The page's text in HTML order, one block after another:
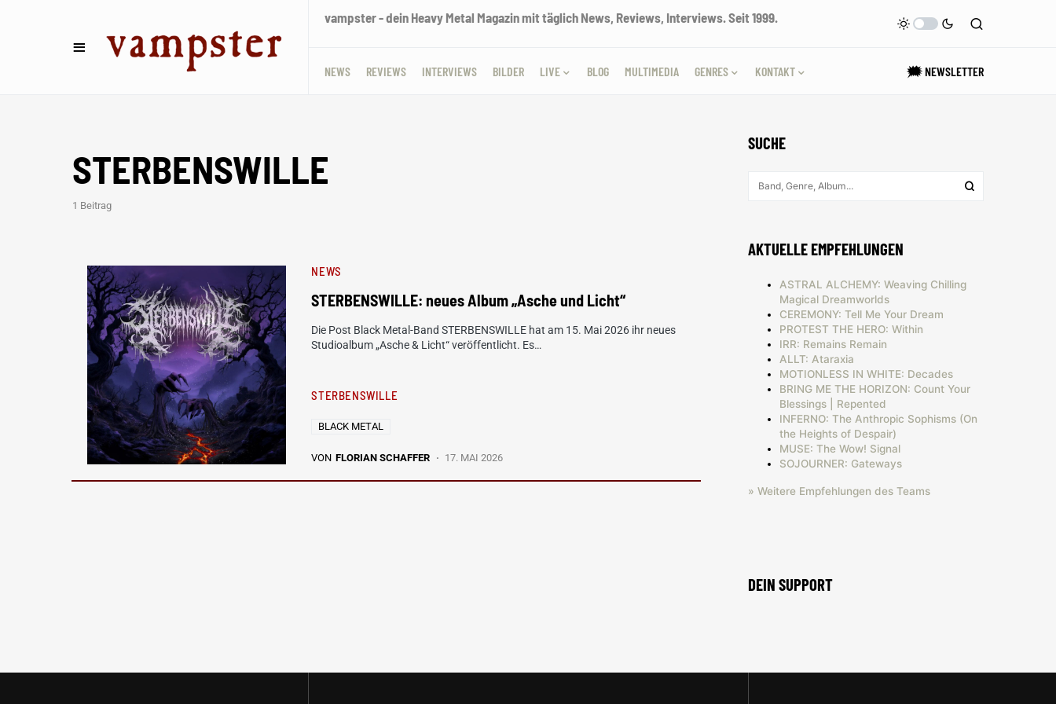
vampster - dein Heavy Metal Magazin mit täglich News, Reviews, Interviews. Seit 1999.
NEWS REVIEWS INTERVIEWS BILDER LIVE BLOG MULTIMEDIA GENRES KONTAKT 🗯 NEWSLETTER
STERBENSWILLE
1 Beitrag
NEWS
STERBENSWILLE: neues Album „Asche und Licht“
Die Post Black Metal-Band STERBENSWILLE hat am 15. Mai 2026 ihr neues
Studioalbum „Asche & Licht“ veröffentlicht. Es…
STERBENSWILLE
BLACK METAL
VON FLORIAN SCHAFFER 17. MAI 2026
SUCHE
AKTUELLE EMPFEHLUNGEN
ASTRAL ALCHEMY: Weaving Chilling
Magical Dreamworlds
CEREMONY: Tell Me Your Dream
PROTEST THE HERO: Within
IRR: Remains Remain
ALLT: Ataraxia
MOTIONLESS IN WHITE: Decades
BRING ME THE HORIZON: Count Your
Blessings | Repented
INFERNO: The Anthropic Sophisms (On
the Heights of Despair)
MUSE: The Wow! Signal
SOJOURNER: Gateways
» Weitere Empfehlungen des Teams
DEIN SUPPORT